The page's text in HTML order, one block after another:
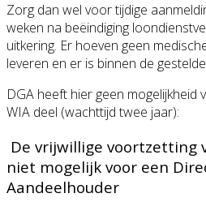
Zorg dan wel voor tijdige
weken na beëindiging
uitkering. Er hoeven geen
leveren en er is binnen de
DGA heeft hier geen mogelijkheid
WIA deel (wachttijd twee jaar):
De vrijwillige voortzetting
niet mogelijk voor een
Aandeelhouder